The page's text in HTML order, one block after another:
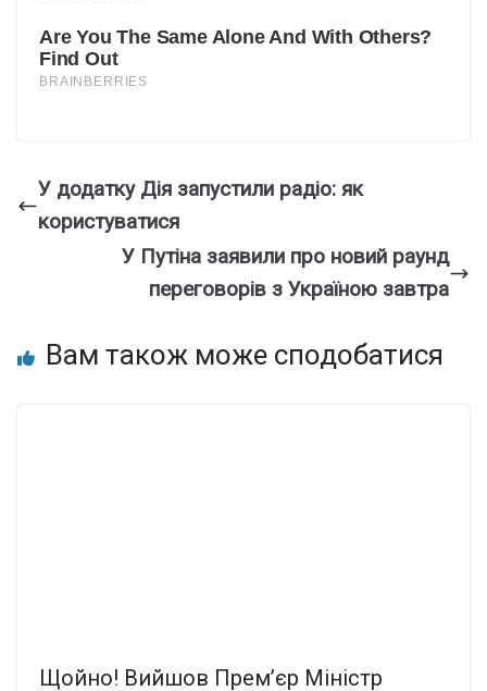
У додатку Дія запустили радіо: як
користуватися
У Путіна заявили про новий раунд
переговорів з Україною завтра
Вам також може сподобатися
Щойно! Вийшов Прем’єр Міністр